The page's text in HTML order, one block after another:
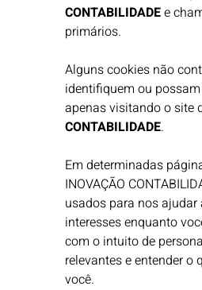
CONTABILIDADEe
primários. ​
Alguns cookies não
identifiquem ou
apenas visitando o site
CONTABILIDADE.
Em determinadas
INOVAÇÃO
usados para nos ajudar
interesses enquanto
com o intuito de
relevantes e entender o
você. ​